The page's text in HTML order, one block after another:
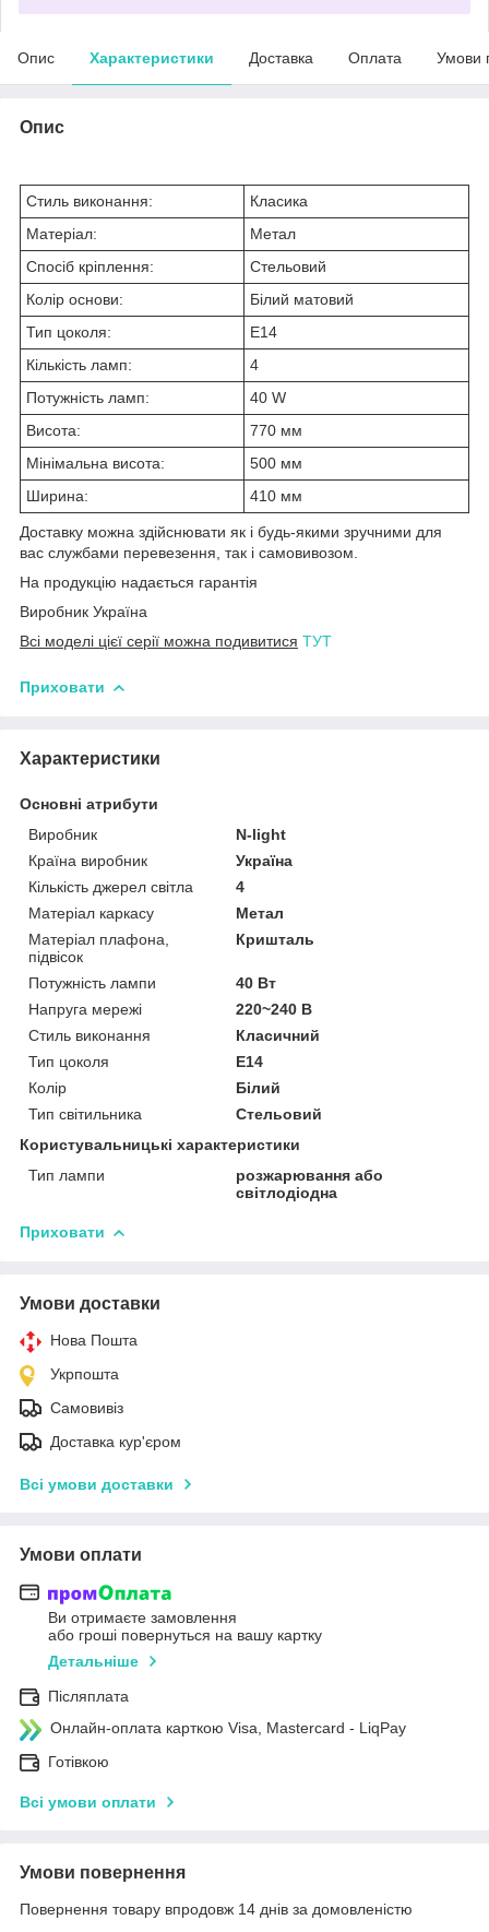
Опис Характеристики Доставка Оплата Умови
Опис
Стиль виконання:
Класика
Матеріал:
Метал
Спосіб кріплення:
Стельовий
Колір основи:
Білий матовий
Тип цоколя:
E14
Кількість ламп:
4
Потужність ламп:
40 W
Висота:
770 мм
Мінімальна висота:
500 мм
Ширина:
410 мм
Доставку можна здійснювати як і будь-якими зручними для
вас службами перевезення, так і самовивозом.
На продукцію надається гарантія
Виробник Україна
Всі моделі цієї серії можна подивитися ТУТ
Приховати
Характеристики
Основні атрибути
Виробник
N-light
Країна виробник
Україна
Кількість джерел світла
4
Матеріал каркасу
Метал
Матеріал плафона,
підвісок
Кришталь
Потужність лампи
40 Вт
Напруга мережі
220~240 В
Стиль виконання
Класичний
Тип цоколя
E14
Колір
Білий
Тип світильника
Стельовий
Користувальницькі характеристики
Тип лампи
розжарювання або
світлодіодна
Приховати
Умови доставки
Нова Пошта
Укрпошта
Самовивіз
Доставка кур'єром
Всі умови доставки
Умови оплати
Ви отримаєте замовлення
або гроші повернуться на вашу картку
Детальніше
Післяплата
Онлайн-оплата карткою Visa, Mastercard - LiqPay
Готівкою
Всі умови оплати
Умови повернення
Повернення товару впродовж 14 днів за домовленістю